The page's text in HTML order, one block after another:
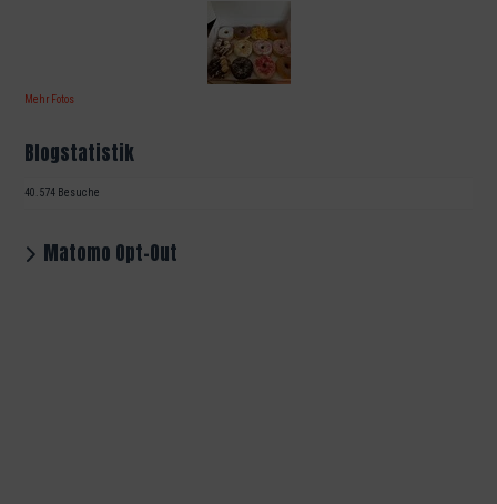
Mehr Fotos
Blogstatistik
40.574 Besuche
Matomo Opt-Out